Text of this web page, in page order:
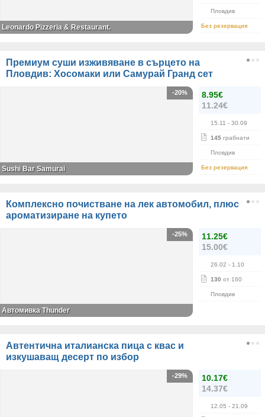
Пловдив
Без резервация
Leonardo Pizzeria & Restaurant.
Премиум суши изживяване в сърцето на
Пловдив: Хосомаки или Самурай Гранд сет
8.95€
11.24€
15.11 - 30.09
145 грабнати
Пловдив
Без резервация
-20%
Sushi Bar Samurai
Комплексно почистване на лек автомобил, плюс
ароматизиране на купето
11.25€
15.00€
26.02 - 1.10
130 от 160
Пловдив
-25%
Автомивка Thunder
Автентична италианска пица с квас и
изкушаващ десерт по избор
10.17€
14.37€
12.05 - 21.09
-29%